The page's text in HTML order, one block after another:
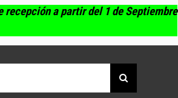
recepción a partir del 1 de Septiembre